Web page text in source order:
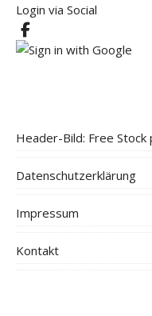
Login via Social
Header-Bild: Free
Datenschutzerklärung
Impressum
Kontakt